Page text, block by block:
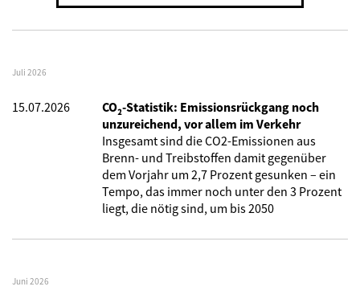
Juli 2026
15.07.2026
CO₂-Statistik: Emissionsrückgang noch
unzureichend, vor allem im Verkehr
Insgesamt sind die CO2-Emissionen aus
Brenn- und Treibstoffen damit gegenüber
dem Vorjahr um 2,7 Prozent gesunken – ein
Tempo, das immer noch unter den 3 Prozent
liegt, die nötig sind, um bis 2050
Juni 2026